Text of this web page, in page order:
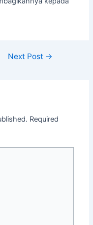
Next Post →
Required